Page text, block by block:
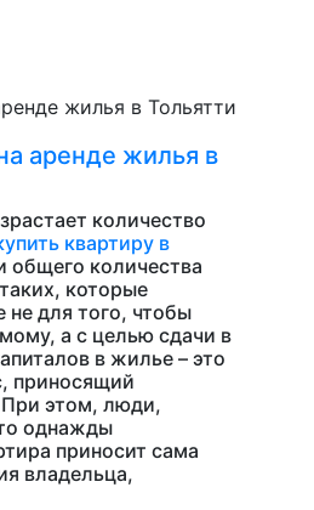
аренде жилья в
количество
квартиру в
общего количества
которые
для того, чтобы
а с целью сдачи в
в жилье – это
приносящий
этом, люди,
однажды
приносит сама
владельца,